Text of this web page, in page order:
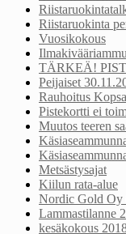
Riistaruokinta
Vuosikokous
TÄRKEÄ!
Peijaiset
Rauhoitus
Pistekortti ei
Muutos teeren
Metsästysajat
Kiilun rata-alue
Nordic Gold Oy
Lammastilanne
kesäkokous